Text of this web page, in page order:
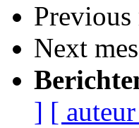
Next
] [